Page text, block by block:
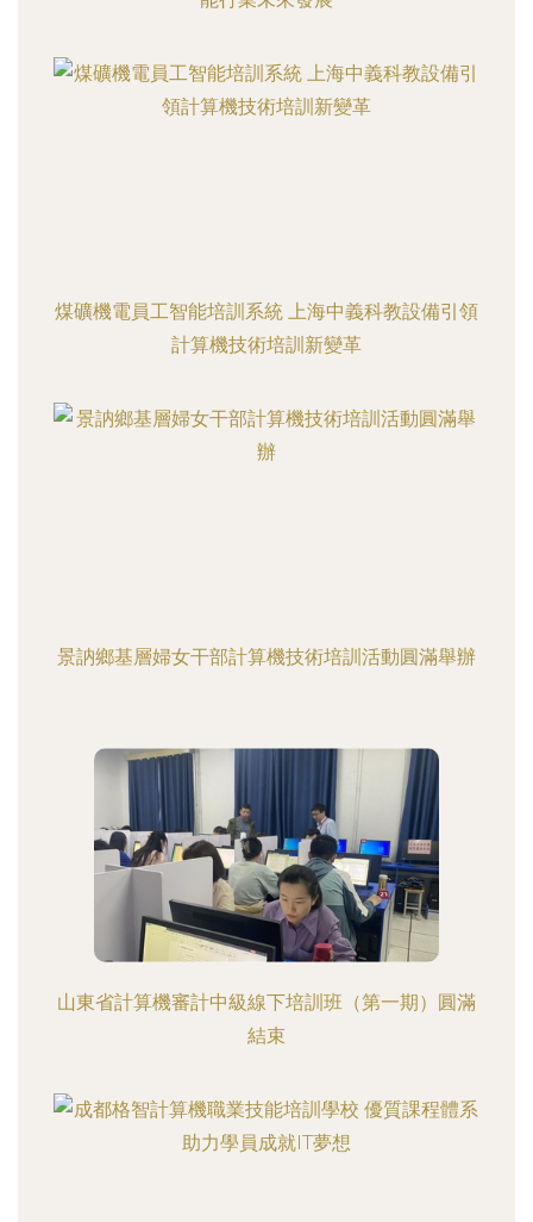
煤礦機電員工智能培訓系統 上海中義科教設備引領
計算機技術培訓新變革
景訥鄉基層婦女干部計算機技術培訓活動圓滿舉辦
山東省計算機審計中級線下培訓班（第一期）圓滿
結束